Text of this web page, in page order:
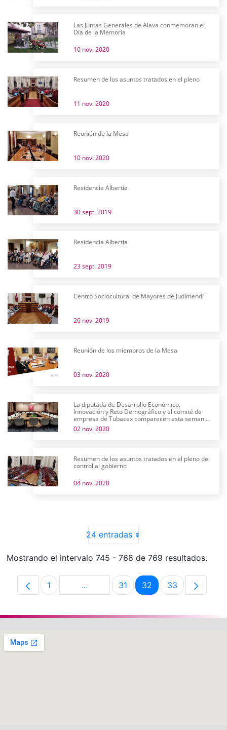
Las Juntas Generales de Álava conmemoran el
Día de la Memoria
10 nov. 2020
Resumen de los asuntos tratados en el pleno
11 nov. 2020
Reunión de la Mesa
10 nov. 2020
Residencia Albertia
30 sept. 2019
Residencia Albertia
23 sept. 2019
Centro Sociocultural de Mayores de Judimendi
26 nov. 2019
Reunión de los miembros de la Mesa
03 nov. 2020
La diputada de Desarrollo Económico,
Innovación y Reto Demográfico y el comité de
empresa de Tubacex comparecen esta semana
en comisión
02 nov. 2020
Resumen de los asuntos tratados en el pleno de
control al gobierno
04 nov. 2020
24 entradas
Mostrando el intervalo 745 - 768 de 769 resultados.
Página
1 ...Páginas intermedias Use TAB para
Página
31 Página
32 Página
33